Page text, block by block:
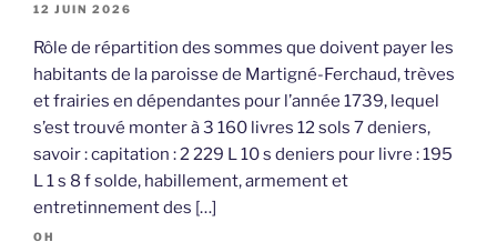
12 JUIN 2026
Rôle de répartition des sommes que doivent payer les
habitants de la paroisse de Martigné-Ferchaud, trèves
et frairies en dépendantes pour l’année 1739, lequel
s’est trouvé monter à 3 160 livres 12 sols 7 deniers,
savoir : capitation : 2 229 L 10 s deniers pour livre : 195
L 1 s 8 f solde, habillement, armement et
entretinnement des […]
OH